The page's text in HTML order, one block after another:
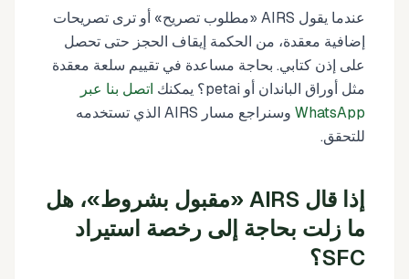
عندما يقول AIRS «مطلوب تصريح» أو ترى تصريحات
إضافية معقدة، من الحكمة إيقاف الحجز حتى تحصل
على إذن كتابي. بحاجة مساعدة في تقييم سلعة معقدة
مثل أوراق الباندان أو petai؟ يمكنك
اتصل بنا عبر
WhatsApp
وسنراجع مسار AIRS الذي تستخدمه
للتحقق.
إذا قال AIRS «مقبول بشروط»، هل
ما زلت بحاجة إلى رخصة استيراد
SFC؟